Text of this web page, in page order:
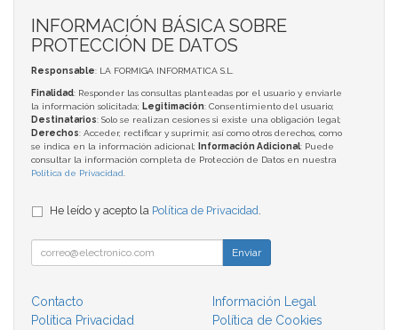
INFORMACIÓN BÁSICA SOBRE
PROTECCIÓN DE DATOS
Responsable: LA FORMIGA INFORMATICA S.L.
Finalidad: Responder las consultas planteadas por el usuario y enviarle
la información solicitada; Legitimación: Consentimiento del usuario;
Destinatarios: Solo se realizan cesiones si existe una obligación legal;
Derechos: Acceder, rectificar y suprimir, así como otros derechos, como
se indica en la información adicional;
Información Adicional: Puede
consultar la información completa de Protección de Datos en nuestra
Política de Privacidad
He leído y acepto la Política de Privacidad
Enviar
Contacto
Información Legal
Política Privacidad
Política de Cookies